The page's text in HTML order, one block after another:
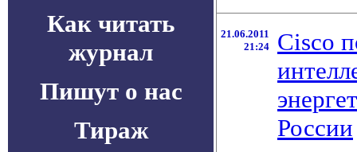
Как читать
журнал
Пишут о нас
Тираж
21.06.2011
21:24
Cisco
России